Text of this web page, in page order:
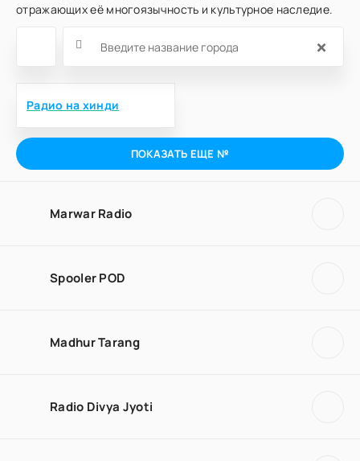
отражающих её многоязычность и культурное наследие.
×
Радио на хинди
ПОКАЗАТЬ ЕЩЕ №
Marwar Radio
Spooler POD
Madhur Tarang
Radio Divya Jyoti